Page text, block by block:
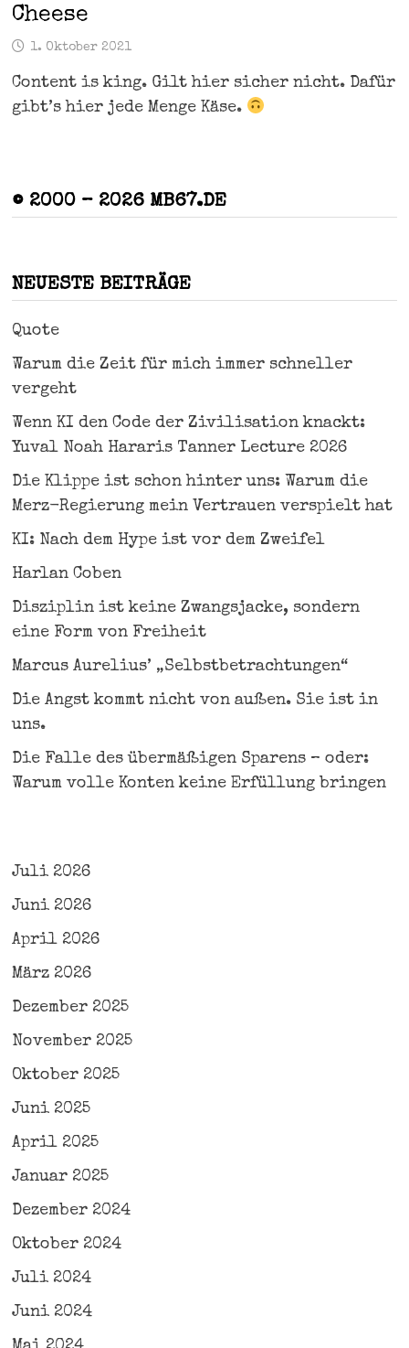
Cheese
1. Oktober 2021
Content is king. Gilt hier sicher nicht. Dafür
gibt’s hier jede Menge Käse.
© 2000 – 2026 MB67.DE
NEUESTE BEITRÄGE
Quote
Warum die Zeit für mich immer schneller
vergeht
Wenn KI den Code der Zivilisation knackt:
Yuval Noah Hararis Tanner Lecture 2026
Die Klippe ist schon hinter uns: Warum die
Merz-Regierung mein Vertrauen verspielt hat
KI: Nach dem Hype ist vor dem Zweifel
Harlan Coben
Disziplin ist keine Zwangsjacke, sondern
eine Form von Freiheit
Marcus Aurelius’ „Selbstbetrachtungen“
Die Angst kommt nicht von außen. Sie ist in
uns.
Die Falle des übermäßigen Sparens – oder:
Warum volle Konten keine Erfüllung bringen
Juli 2026
Juni 2026
April 2026
März 2026
Dezember 2025
November 2025
Oktober 2025
Juni 2025
April 2025
Januar 2025
Dezember 2024
Oktober 2024
Juli 2024
Juni 2024